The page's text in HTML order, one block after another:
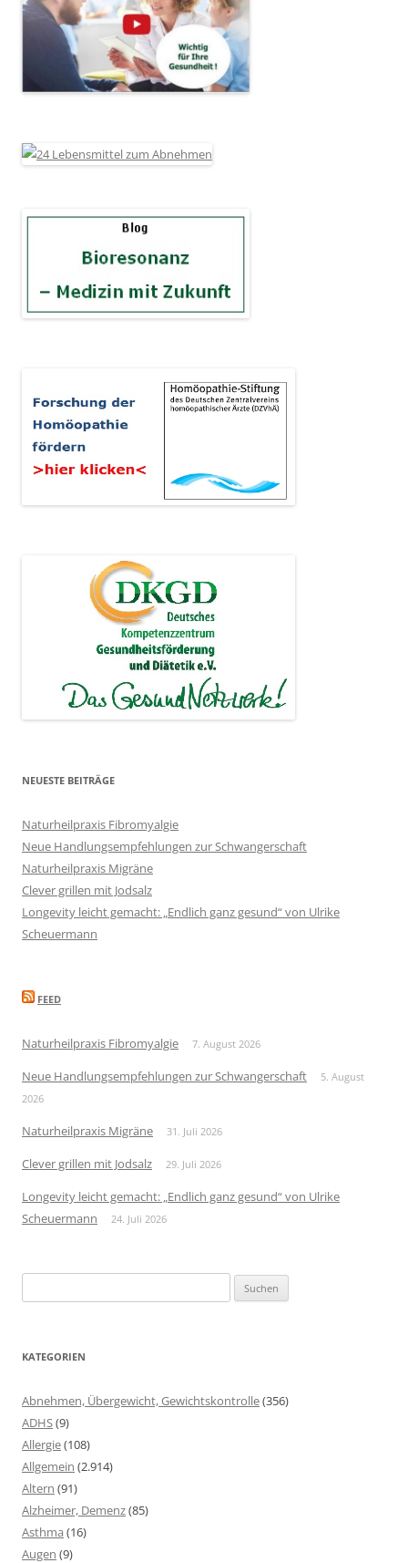
NEUESTE BEITRÄGE
Naturheilpraxis Fibromyalgie
Neue Handlungsempfehlungen zur Schwangerschaft
Naturheilpraxis Migräne
Clever grillen mit Jodsalz
Longevity leicht gemacht: „Endlich ganz gesund“ von Ulrike
Scheuermann
FEED
Naturheilpraxis Fibromyalgie 7. August 2026
Neue Handlungsempfehlungen zur Schwangerschaft
5. August
2026
Naturheilpraxis Migräne 31. Juli 2026
Clever grillen mit Jodsalz 29. Juli 2026
Longevity leicht gemacht: „Endlich ganz gesund“ von Ulrike
Scheuermann
24. Juli 2026
nach:
KATEGORIEN
Abnehmen, Übergewicht, Gewichtskontrolle(356)
ADHS(9)
Allergie(108)
Allgemein (2.914)
Altern (91)
Alzheimer, Demenz(85)
Asthma (16)
Augen (9)